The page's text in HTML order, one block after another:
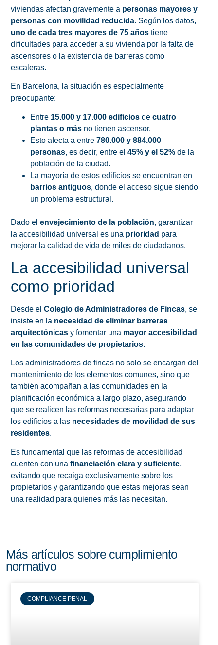
viviendas afectan gravemente a personas mayores y
personas con movilidad reducida. Según los datos,
uno de cada tres mayores de 75 años tiene
dificultades para acceder a su vivienda por la falta de
ascensores o la existencia de barreras como
escaleras.
En Barcelona, la situación es especialmente
preocupante:
Entre 15.000 y 17.000 edificios de cuatro
plantas o más no tienen ascensor.
Esto afecta a entre 780.000 y 884.000
personas, es decir, entre el 45% y el 52% de la
población de la ciudad.
La mayoría de estos edificios se encuentran en
barrios antiguos, donde el acceso sigue siendo
un problema estructural.
Dado el envejecimiento de la población, garantizar
la accesibilidad universal es una prioridad para
mejorar la calidad de vida de miles de ciudadanos.
La accesibilidad universal
como prioridad
Desde el Colegio de Administradores de Fincas, se
insiste en la necesidad de eliminar barreras
arquitectónicas y fomentar una mayor accesibilidad
en las comunidades de propietarios.
Los administradores de fincas no solo se encargan del
mantenimiento de los elementos comunes, sino que
también acompañan a las comunidades en la
planificación económica a largo plazo, asegurando
que se realicen las reformas necesarias para adaptar
los edificios a las necesidades de movilidad de sus
residentes.
Es fundamental que las reformas de accesibilidad
cuenten con una financiación clara y suficiente,
evitando que recaiga exclusivamente sobre los
propietarios y garantizando que estas mejoras sean
una realidad para quienes más las necesitan.
Más artículos sobre cumplimiento
normativo
COMPLIANCE PENAL